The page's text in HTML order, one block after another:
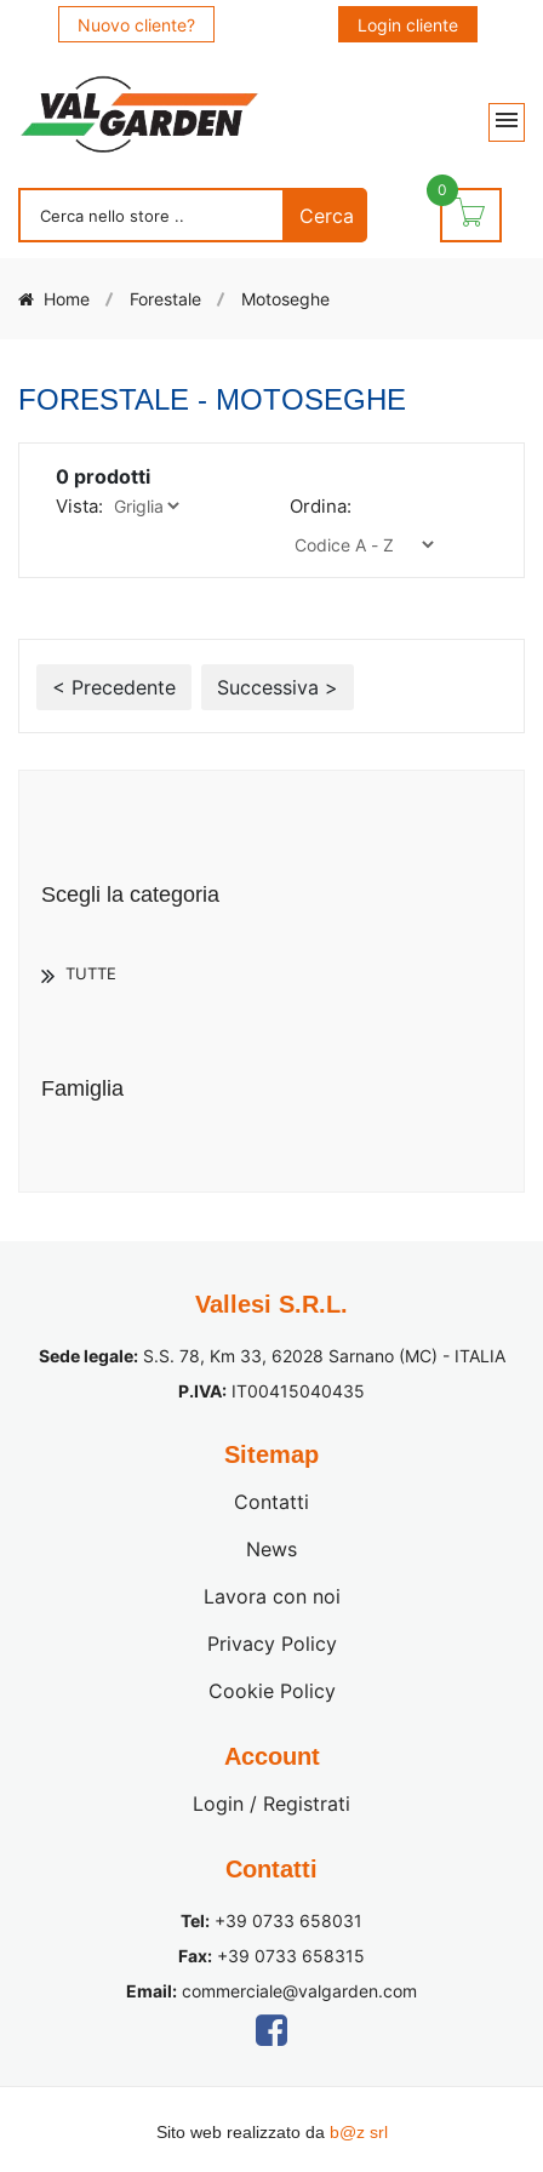
Nuovo cliente? Login cliente
0
Home Forestale Motoseghe
FORESTALE - MOTOSEGHE
0 prodotti
Vista: Ordina:
< Precedente Successiva >
Scegli la categoria
TUTTE
Famiglia
Vallesi S.R.L.
Sede legale:S.S. 78, Km 33, 62028 Sarnano (MC) - ITALIA
P.IVA: IT00415040435
Sitemap
Contatti
News
Lavora con noi
Privacy Policy
Cookie Policy
Account
Login / Registrati
Contatti
Tel: +39 0733 658031
Fax: +39 0733 658315
Email: commerciale@valgarden.com
Sito web realizzato da b@z srl